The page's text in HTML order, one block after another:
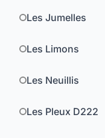
Les Jumelles
Les Limons
Les Neuillis
Les Pleux D222